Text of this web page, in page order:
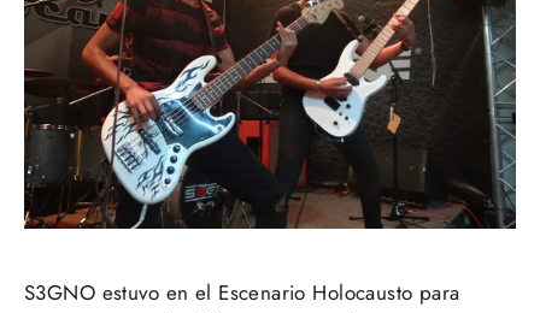
S3GNO estuvo en el Escenario Holocausto para